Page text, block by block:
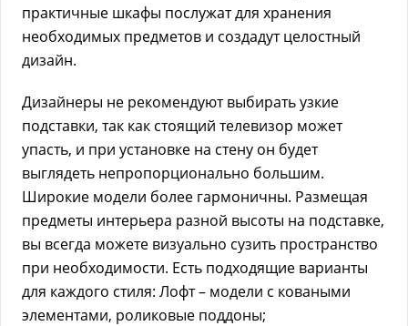
практичные шкафы послужат для хранения
необходимых предметов и создадут целостный
дизайн.
Дизайнеры не рекомендуют выбирать узкие
подставки, так как стоящий телевизор может
упасть, и при установке на стену он будет
выглядеть непропорционально большим.
Широкие модели более гармоничны. Размещая
предметы интерьера разной высоты на подставке,
вы всегда можете визуально сузить пространство
при необходимости. Есть подходящие варианты
для каждого стиля: Лофт – модели с коваными
элементами, роликовые поддоны;